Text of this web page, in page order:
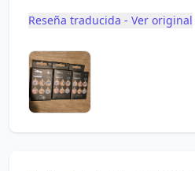
Reseña traducida - Ver original